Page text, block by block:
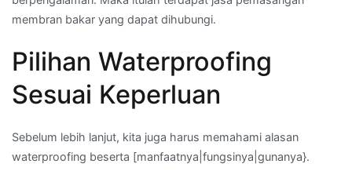
membran bakar yang dapat dihubungi.
Pilihan Waterproofing
Sesuai Keperluan
Sebelum lebih lanjut, kita juga harus memahami alasan
waterproofing beserta [manfaatnya|fungsinya|gunanya}.